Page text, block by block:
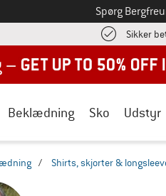
Spørg
Sikker
Beklædning Sko Udstyr
/ Shirts, skjorter &